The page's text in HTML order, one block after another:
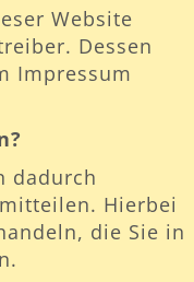
Website
Dessen
Impressum
dadurch
Hierbei
die Sie in